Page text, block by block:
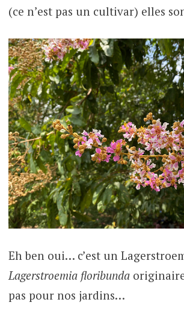
(ce n’est pas un cultivar) elles
Eh ben oui… c’est un
Lagerstroemia floribunda
pas pour nos jardins…